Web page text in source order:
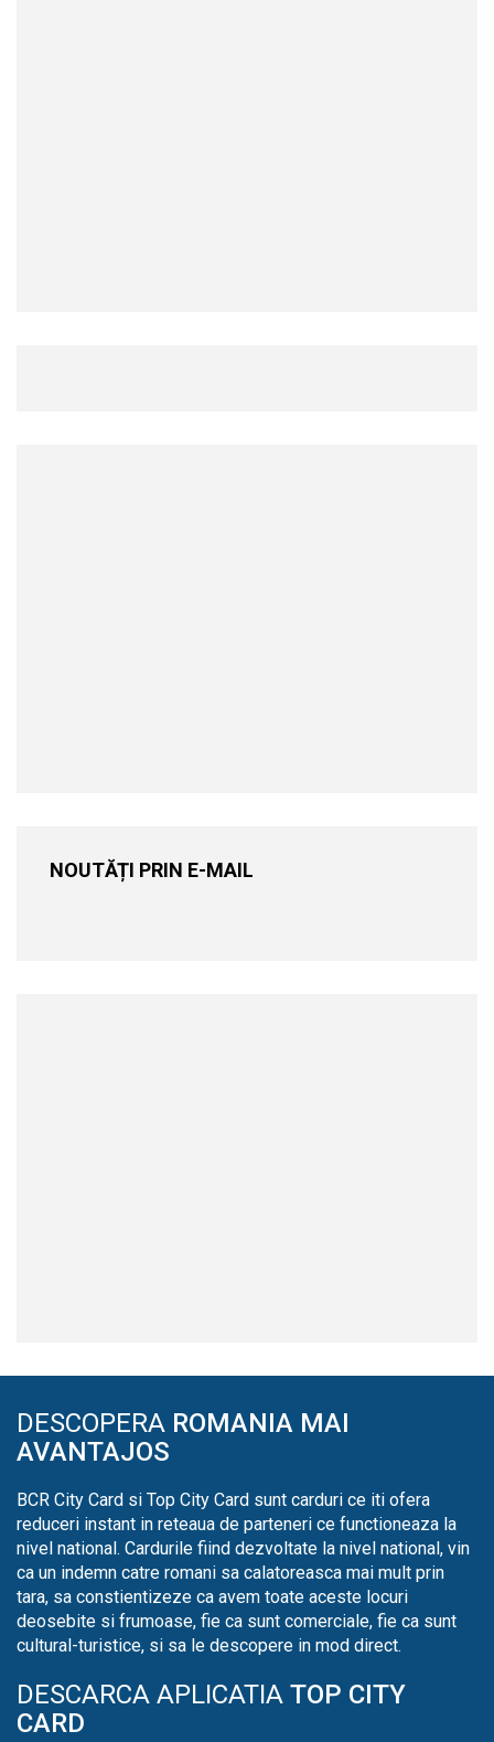
NOUTĂȚI PRIN E-MAIL
DESCOPERA ROMANIA MAI
AVANTAJOS
BCR City Card si Top City Card sunt carduri ce iti ofera
reduceri instant in reteaua de parteneri ce functioneaza la
nivel national. Cardurile fiind dezvoltate la nivel national, vin
ca un indemn catre romani sa calatoreasca mai mult prin
tara, sa constientizeze ca avem toate aceste locuri
deosebite si frumoase, fie ca sunt comerciale, fie ca sunt
cultural-turistice, si sa le descopere in mod direct.
DESCARCA APLICATIA TOP CITY
CARD